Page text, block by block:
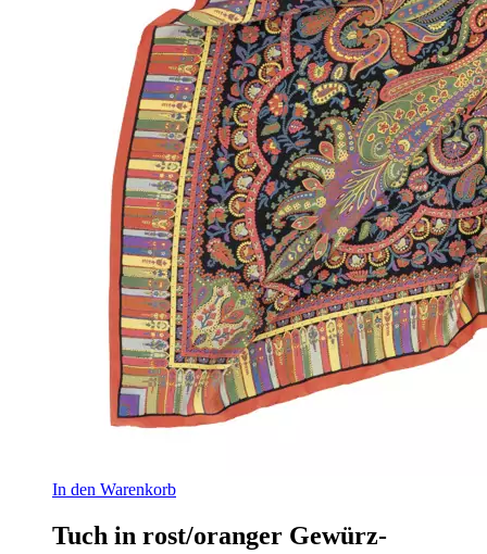
In den Warenkorb
Tuch in rost/oranger Gewürz-